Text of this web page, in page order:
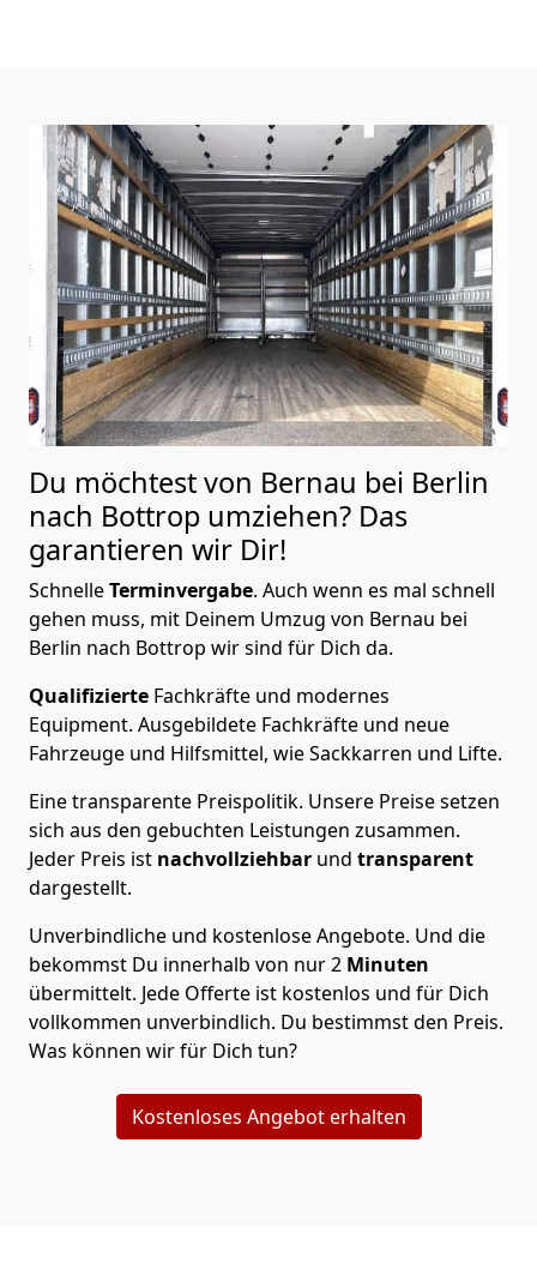
Du möchtest von Bernau bei Berlin
nach Bottrop umziehen? Das
garantieren wir Dir!
SchnelleTerminvergabe. Auch wenn es mal schnell
gehen muss, mit Deinem Umzug von Bernau bei
Berlin nach Bottrop wir sind für Dich da.
Qualifizierte Fachkräfte und modernes
Equipment. Ausgebildete Fachkräfte und neue
Fahrzeuge und Hilfsmittel, wie Sackkarren und Lifte.
Eine transparente Preispolitik. Unsere Preise setzen
sich aus den gebuchten Leistungen zusammen.
Jeder Preis ist nachvollziehbar und transparent
dargestellt.
Unverbindliche und kostenlose Angebote. Und die
bekommst Du innerhalb von nur2 Minuten
übermittelt. Jede Offerte ist kostenlos und für Dich
vollkommen unverbindlich. Du bestimmst den Preis.
Was können wir für Dich tun?
Kostenloses Angebot erhalten